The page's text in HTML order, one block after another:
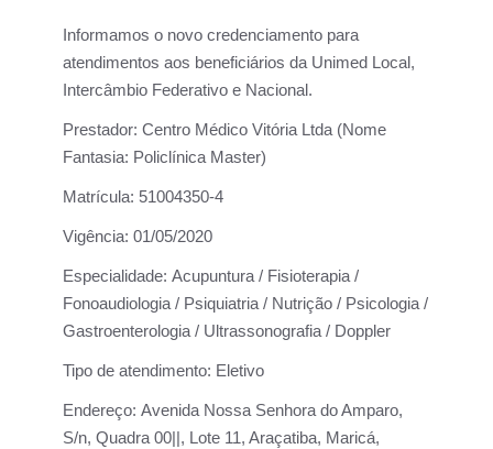
Informamos o novo credenciamento para
atendimentos aos beneficiários da Unimed Local,
Intercâmbio Federativo e Nacional.
Prestador: Centro Médico Vitória Ltda (Nome
Fantasia: Policlínica Master)
Matrícula: 51004350-4
Vigência: 01/05/2020
Especialidade: Acupuntura / Fisioterapia /
Fonoaudiologia / Psiquiatria / Nutrição / Psicologia /
Gastroenterologia / Ultrassonografia / Doppler
Tipo de atendimento: Eletivo
Endereço: Avenida Nossa Senhora do Amparo,
S/n, Quadra 00||, Lote 11, Araçatiba, Maricá,